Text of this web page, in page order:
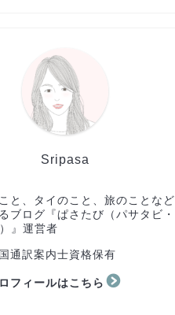
Sripasa
と、タイのこと、旅のことなど
ブログ『ぱさたび（パサタビ・
』運営者
通訳案内士資格保有
フィールはこちら